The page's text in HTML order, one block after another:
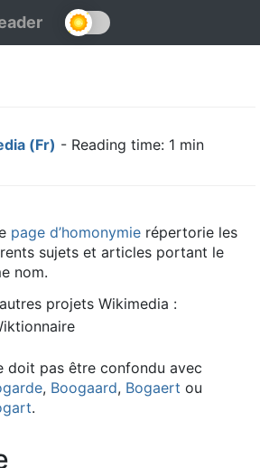
(Fr) - Reading time: 1 min
page d’homonymie répertorie les
sujets et articles portant le
nom.
projets Wikimedia :
doit pas être confondu avec
, Boogaard, Bogaert ou
.